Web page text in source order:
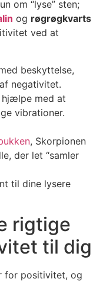
om “lyse” sten;
og røgrøgkvarts
ved at
beskyttelse,
negativitet.
hjælpe med at
vibrationer.
, Skorpionen
der let “samler
til dine lysere
rigtige
til dig
for positivitet, og